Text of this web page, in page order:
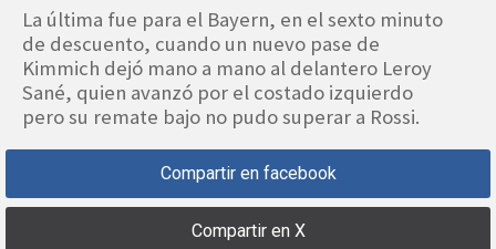
La última fue para el Bayern, en el sexto minuto
de descuento, cuando un nuevo pase de
Kimmich dejó mano a mano al delantero Leroy
Sané, quien avanzó por el costado izquierdo
pero su remate bajo no pudo superar a Rossi.
Compartir en facebook
Compartir en X